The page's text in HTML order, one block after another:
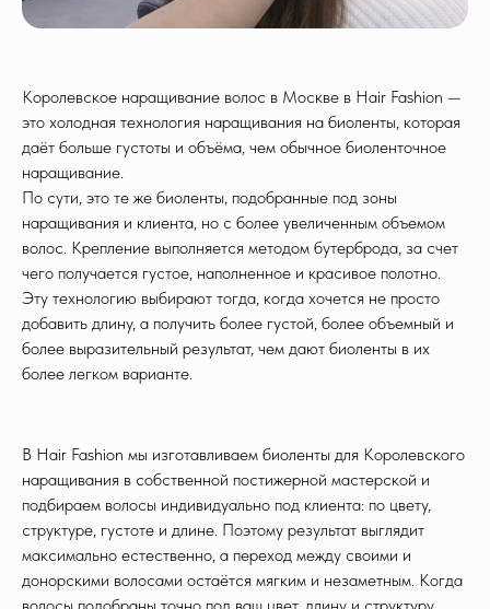
Королевское наращивание волос в Москве в Hair Fashion —
это холодная технология наращивания на биоленты, которая
даёт больше густоты и объёма, чем обычное биоленточное
наращивание.
По сути, это те же биоленты, подобранные под зоны
наращивания и клиента, но с более увеличенным объемом
волос. Крепление выполняется методом бутерброда, за счет
чего получается густое, наполненное и красивое полотно.
Эту технологию выбирают тогда, когда хочется не просто
добавить длину, а получить более густой, более объемный и
более выразительный результат, чем дают биоленты в их
более легком варианте.
В Hair Fashion мы изготавливаем биоленты для Королевского
наращивания в собственной постижерной мастерской и
подбираем волосы индивидуально под клиента: по цвету,
структуре, густоте и длине. Поэтому результат выглядит
максимально естественно, а переход между своими и
донорскими волосами остаётся мягким и незаметным. Когда